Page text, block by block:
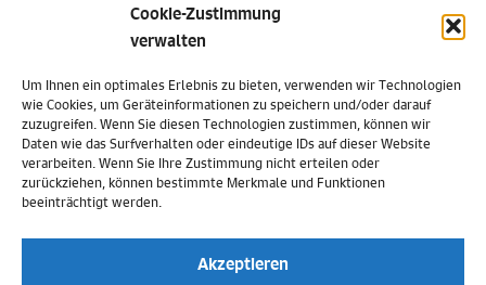
Cookie-Zustimmung
verwalten
Um Ihnen ein optimales Erlebnis zu bieten, verwenden wir Technologien
wie Cookies, um Geräteinformationen zu speichern und/oder darauf
zuzugreifen. Wenn Sie diesen Technologien zustimmen, können wir
Daten wie das Surfverhalten oder eindeutige IDs auf dieser Website
verarbeiten. Wenn Sie Ihre Zustimmung nicht erteilen oder
zurückziehen, können bestimmte Merkmale und Funktionen
beeinträchtigt werden.
Akzeptieren
Allgemeine Geschäftsbedingungen
Datenschutz
Widerruf
Zahlungsweisen
Versand & Lieferung
Cookie-Richtlinie (EU)